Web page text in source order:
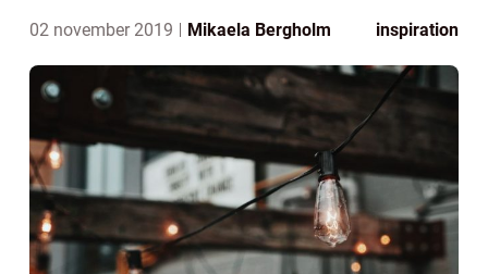
02 november 2019 Mikaela Bergholm inspiration